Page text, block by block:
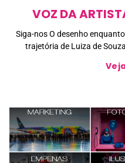
VOZ DA
Siga-nos O desenho
trajetória de Luiza de